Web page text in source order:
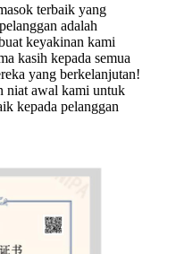
terbaik yang
adalah
keyakinan kami
kasih kepada semua
yang berkelanjutan!
niat awal kami untuk
kepada pelanggan